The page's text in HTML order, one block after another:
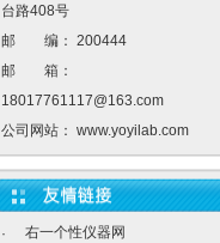
台路408号
邮 编： 200444
邮 箱：
18017761117@163.com
公司网站： www.yoyilab.com
· 右一个性仪器网